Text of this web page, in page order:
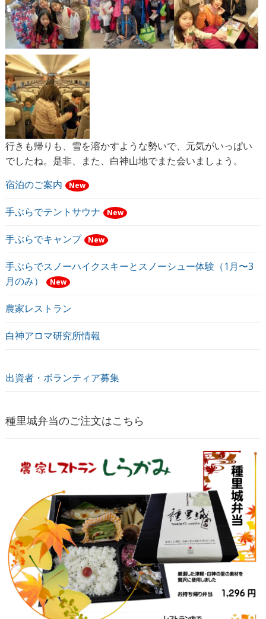
行きも帰りも、雪を溶かすような勢いで、元気がいっぱい
でしたね。是非、また、白神山地でまた会いましょう。
宿泊のご案内
New
手ぶらでテントサウナ New
手ぶらでキャンプ New
手ぶらでスノーハイクスキーとスノーシュー体験（1月〜3
月のみ）
New
農家レストラン
白神アロマ研究所情報
出資者・ボランティア募集
種里城弁当のご注文はこちら